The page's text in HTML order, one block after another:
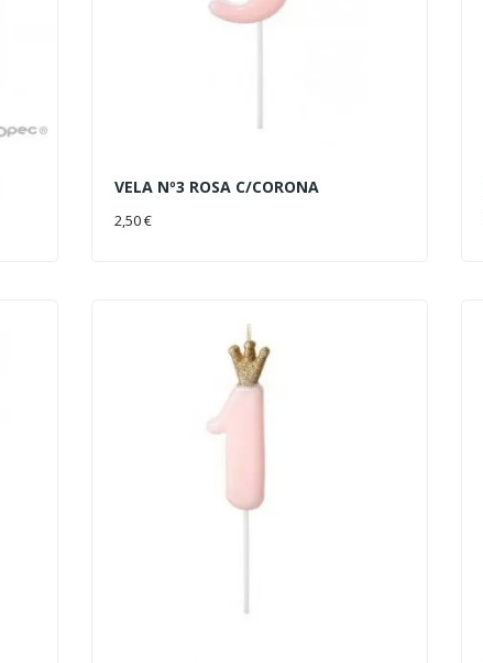
VELA Nº3 ROSA C/CORONA
2,50 €